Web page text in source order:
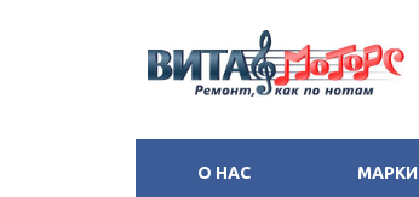
О НАС МАРКИ